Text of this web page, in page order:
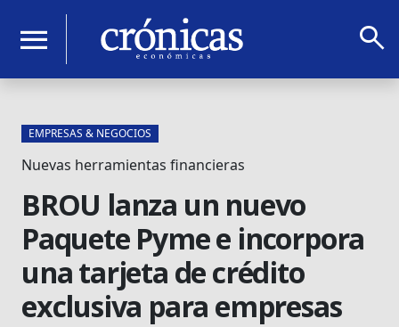
menu search
EMPRESAS & NEGOCIOS
Nuevas herramientas financieras
BROU lanza un nuevo
Paquete Pyme e incorpora
una tarjeta de crédito
exclusiva para empresas